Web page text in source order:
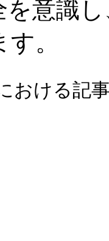
を意識
。
おける記